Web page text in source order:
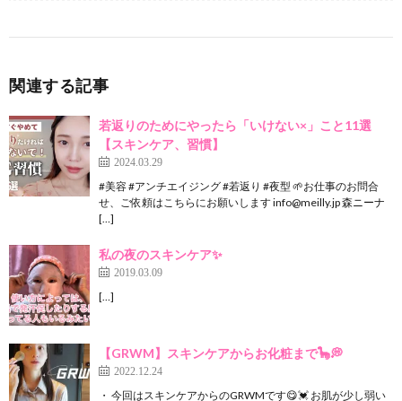
関連する記事
若返りのためにやったら「いけない×」こと11選
【スキンケア、習慣】
2024.03.29
#美容 #アンチエイジング #若返り #夜型 🌱お仕事のお問合
せ、ご依頼はこちらにお願いします info@meilly.jp 森ニーナ
[…]
私の夜のスキンケア✨
2019.03.09
[…]
【GRWM】スキンケアからお化粧まで🦕💭
2022.12.24
・ 今回はスキンケアからのGRWMです😋💓 お肌が少し弱い